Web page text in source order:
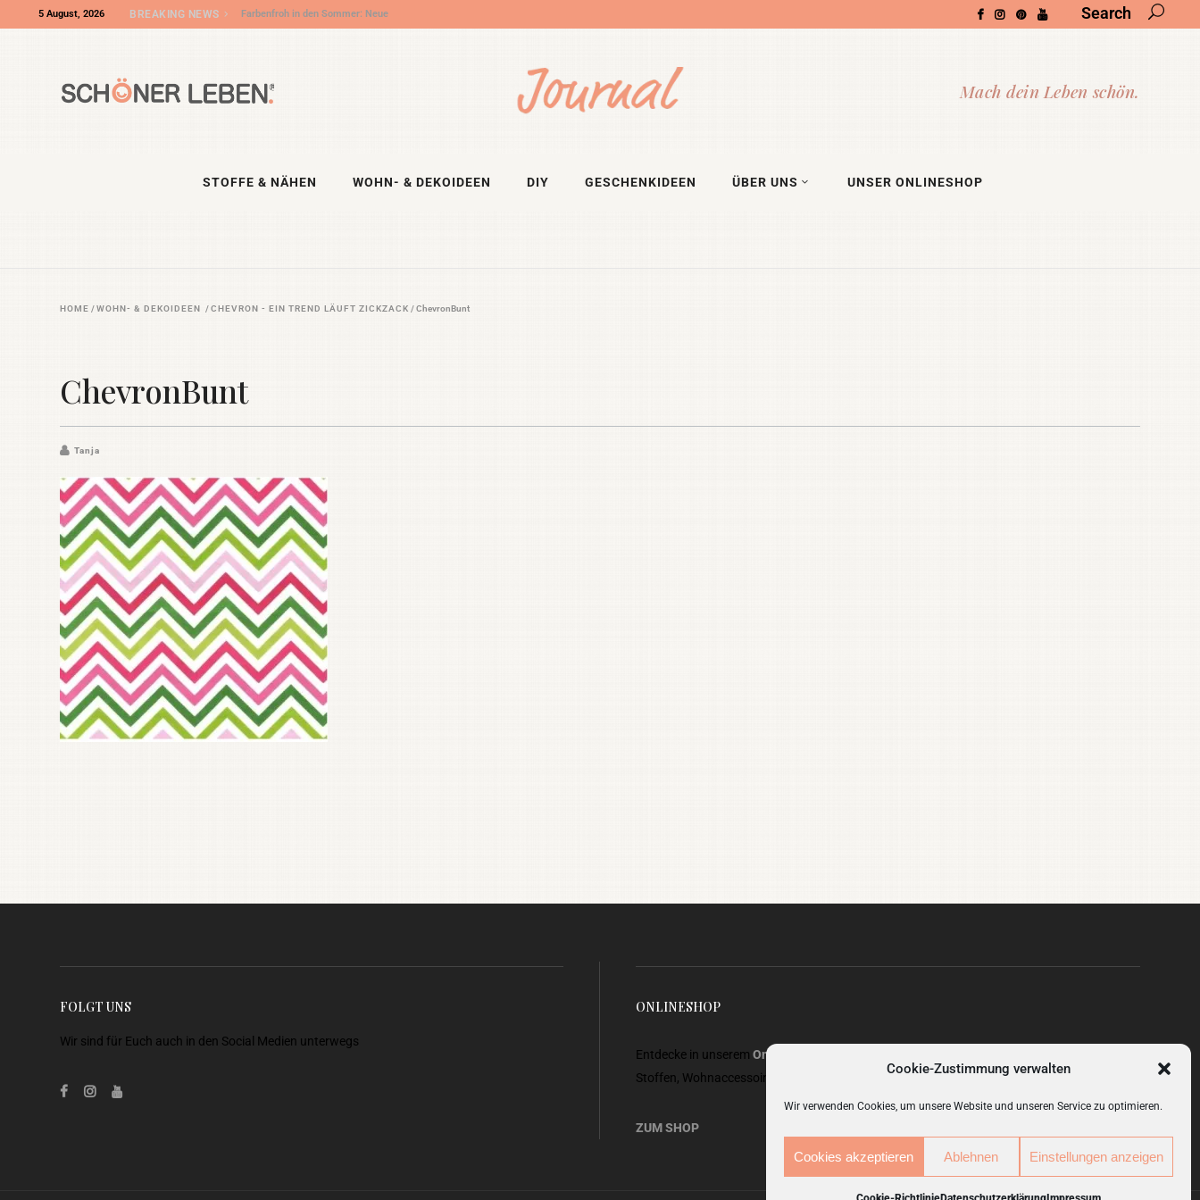
Cookie-Zustimmung verwalten
Wir verwenden Cookies, um unsere Website und unseren Service zu optimieren.
Cookies akzeptieren Ablehnen Einstellungen anzeigen
5 August, 2026 BREAKING NEWS Farbenfroh in den Sommer: Neue Search
STOFFE & NÄHEN WOHN- & DEKOIDEEN DIY GESCHENKIDEEN ÜBER UNS UNSER ONLINESHOP
HOME /WOHN- & DEKOIDEEN /CHEVRON - EIN TREND LÄUFT ZICKZACK /ChevronBunt
ChevronBunt
Tanja
FOLGT UNS
Wir sind für Euch auch in den Social Medien unterwegs
ONLINESHOP
Entdecke in unserem Onlineshop
Stoffen, Wohnaccessoires, Geschenkideen und Mode.
ZUM SHOP